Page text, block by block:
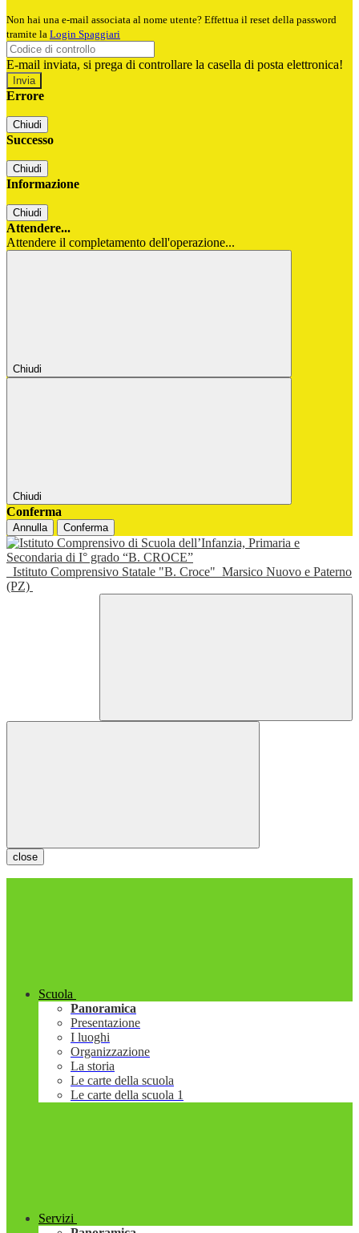
Non hai una e-mail associata al nome utente? Effettua il reset della password
tramite la Login Spaggiari
E-mail inviata, si prega di controllare la casella di posta elettronica!
Errore
Chiudi
Successo
Chiudi
Informazione
Chiudi
Attendere...
Attendere il completamento dell'operazione...
Chiudi
Chiudi
Conferma
Annulla Conferma
Istituto Comprensivo Statale "B. Croce" Marsico Nuovo e Paterno
(PZ)
close
Scuola
Panoramica
Presentazione
I luoghi
Organizzazione
La storia
Le carte della scuola
Le carte della scuola 1
Servizi